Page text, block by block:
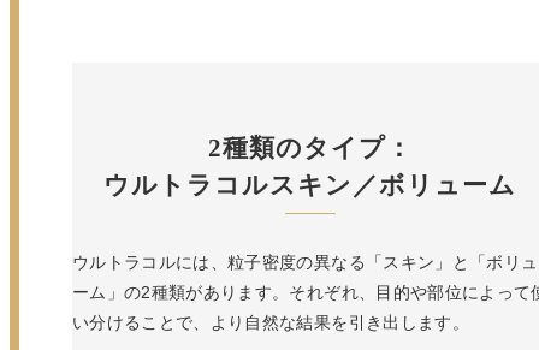
2種類のタイプ：
ウルトラコルスキン／ボリューム
ウルトラコルには、粒子密度の異なる「スキン」と「ボリュ
ーム」の2種類があります。 それぞれ、目的や部位によって
い分けることで、より自然な結果を引き出します。